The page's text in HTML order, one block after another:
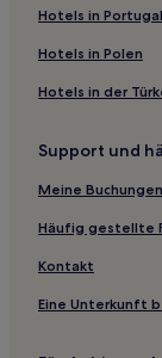
Freimanner
Hotels nahe U-
Hotels nahe
Hotels nahe
München Hotels
Hotels nahe
Hotels nahe U-
Bayern: Hotels
Hotels in Portugal
Hotels in Polen
Hotels in der
Support und
Meine Buchungen
Häufig gestellte
Kontakt
Eine Unterkunft